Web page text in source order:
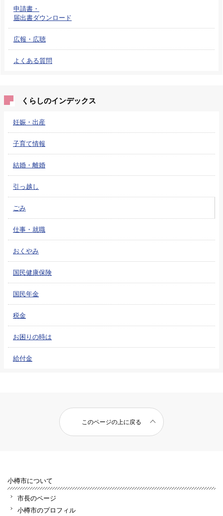
申請書・
届出書ダウンロード
広報・広聴
よくある質問
くらしのインデックス
妊娠・出産
子育て情報
結婚・離婚
引っ越し
ごみ
仕事・就職
おくやみ
国民健康保険
国民年金
税金
お困りの時は
給付金
このページの上に戻る
小樽市について
市長のページ
小樽市のプロフィル